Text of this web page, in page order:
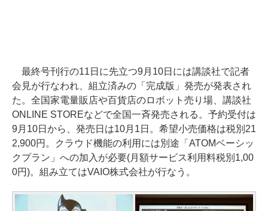
最終号刊行の11日に先立つ9月10日には講談社で記者
会見が行なわれ、組立済みの「完成版」発売が発表され
た。全国家電量販店や百貨店のロボット売り場、講談社
ONLINE STOREなどで全国一斉発売される。予約受付は
9月10日から、発売日は10月1日。希望小売価格は税別21
2,900円。クラウド機能の利用には別途「ATOMベーシッ
クプラン」への加入が必要(月額サービス利用料税別1,00
0円)。組み立てはVAIO株式会社が行なう。